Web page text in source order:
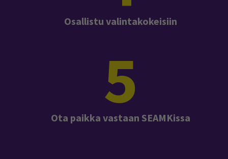
Osallistu valintakokeisiin
5
Ota paikka vastaan SEAMKissa